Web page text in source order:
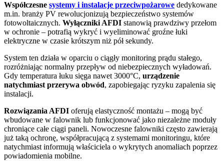
Współczesne systemy i instalacje przeciwpożarowe dedykowane
m.in. branży PV rewolucjonizują bezpieczeństwo systemów
fotowoltaicznych. Wyłączniki AFDI stanowią prawdziwy przełom
w ochronie – potrafią wykryć i wyeliminować groźne łuki
elektryczne w czasie krótszym niż pół sekundy.
System ten działa w oparciu o ciągły monitoring prądu stałego,
rozróżniając normalny przepływ od niebezpiecznych wyładowań.
Gdy temperatura łuku sięga nawet 3000°C, urządzenie
natychmiast przerywa obwód, zapobiegając ryzyku zapalenia się
instalacji.
Rozwiązania AFDI oferują elastyczność montażu – mogą być
wbudowane w falownik lub funkcjonować jako niezależne moduły
chroniące całe ciągi paneli. Nowoczesne falowniki często zawierają
już taką ochronę, współpracującą z systemami monitoringu, które
natychmiast informują właściciela o wykrytych anomaliach poprzez
powiadomienia mobilne.